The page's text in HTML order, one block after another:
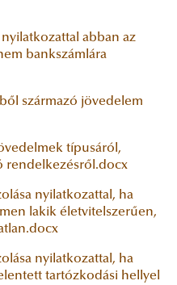
abban az
bankszámlára
származó jövedelem
típusáról,
rendelkezésről.docx
nyilatkozattal, ha
lakik életvitelszerűen,
nyilatkozattal, ha
tartózkodási hellyel